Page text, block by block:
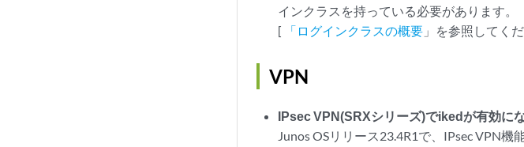
インクラスを持っている必要があります。
[
「ログインクラスの概要 」を参照してく
VPN
IPsec VPN(SRXシリーズ)でikedが有効に
Junos OSリリース23.4R1で、IPsec VPN